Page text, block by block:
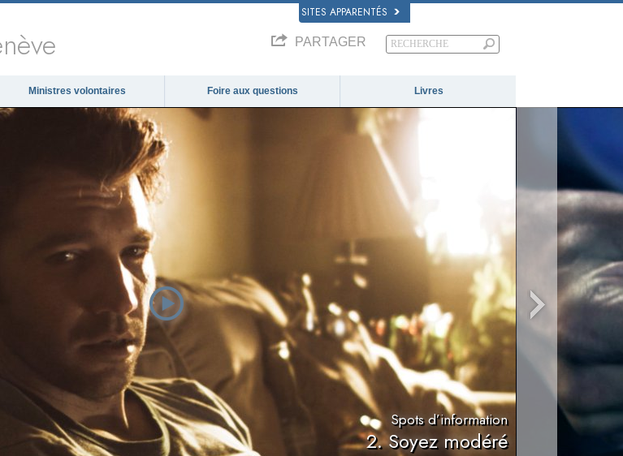
SITES APPARENTÉS
PARTAGER
Ministres volontaires Foire aux questions Livres
Spots d’information
2. Soyez modéré